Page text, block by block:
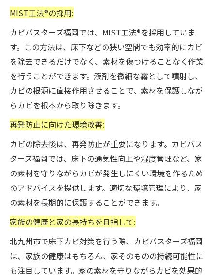
MIST工法®の採用:
カビバスターズ福岡では、MIST工法®を採用していま
す。この方法は、床下などの狭い空間でも効率的にカビ
を除去できるだけでなく、素材を傷つけることなく作業
を行うことができます。液剤を微細な霧として噴射し、
カビの根源に直接作用させることで、素材を保護しなが
らカビを根本から取り除きます。
再発防止に向けた環境改善:
カビの除去後は、再発防止が重要になります。カビバス
ターズ福岡では、床下の通気性向上や湿度管理など、家
の素材を守りながらカビが発生しにくい環境を作るため
のアドバイスを提供します。適切な環境管理により、家
の素材を長期的に保護することができます。
家族の健康と家の長持ちを目指して:
北九州市で床下カビ対策を行う際、カビバスターズ福岡
は、家族の健康はもちろん、家そのものの持続可能性に
も注目しています。家の素材を守りながらカビを効果的